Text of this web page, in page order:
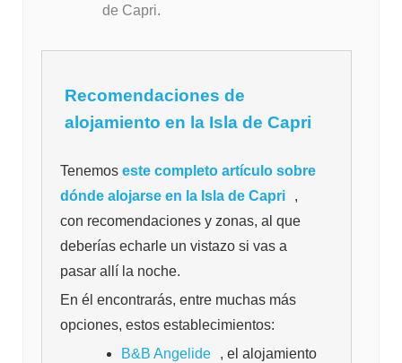
de Capri.
Recomendaciones de
alojamiento en la Isla de Capri
Tenemos este completo artículo sobre
dónde alojarse en la Isla de Capri
,
con recomendaciones y zonas, al que
deberías echarle un vistazo si vas a
pasar allí la noche.
En él encontrarás, entre muchas más
opciones, estos establecimientos:
B&B Angelide
, el alojamiento